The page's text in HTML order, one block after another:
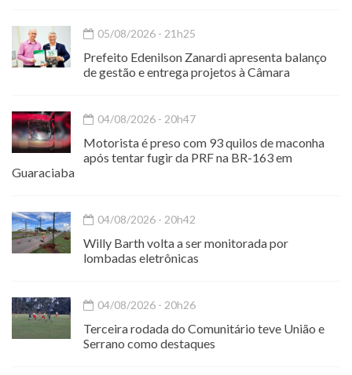
05/08/2026 - 21h25
Prefeito Edenilson Zanardi apresenta balanço
de gestão e entrega projetos à Câmara
04/08/2026 - 20h47
Motorista é preso com 93 quilos de maconha
após tentar fugir da PRF na BR-163 em
Guaraciaba
04/08/2026 - 20h42
Willy Barth volta a ser monitorada por
lombadas eletrônicas
04/08/2026 - 20h26
Terceira rodada do Comunitário teve União e
Serrano como destaques